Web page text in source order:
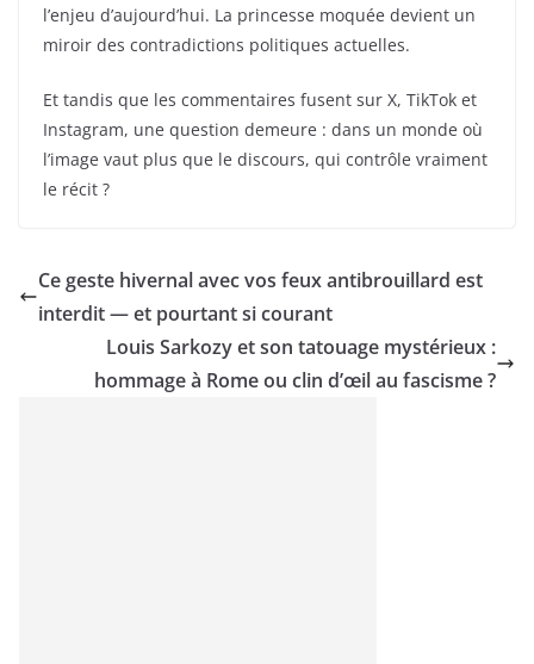
l’enjeu d’aujourd’hui. La princesse moquée devient un
miroir des contradictions politiques actuelles.
Et tandis que les commentaires fusent sur X, TikTok et
Instagram, une question demeure : dans un monde où
l’image vaut plus que le discours, qui contrôle vraiment
le récit ?
Ce geste hivernal avec vos feux antibrouillard est
interdit — et pourtant si courant
Louis Sarkozy et son tatouage mystérieux :
hommage à Rome ou clin d’œil au fascisme ?